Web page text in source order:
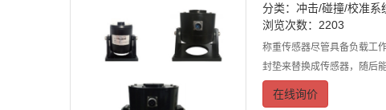
分类： 冲击/碰撞/校准系
浏览次数：2203
称重传感器尽管具备负载工
封垫来替换成传感器，随后
在线询价